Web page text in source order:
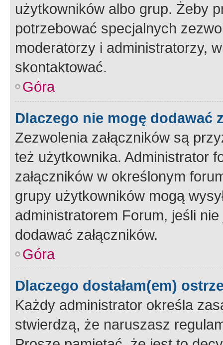
użytkowników albo grup. Żeby
potrzebować specjalnych
moderatorzy i administratorzy,
skontaktować.
Góra
Dlaczego nie mogę dodawać
Zezwolenia załączników są
też użytkownika. Administrator
załączników w określonym
grupy użytkowników mogą
administratorem Forum, jeśli
dodawać załączników.
Góra
Dlaczego dostałam(em)
Każdy administrator określa
stwierdzą, że naruszasz